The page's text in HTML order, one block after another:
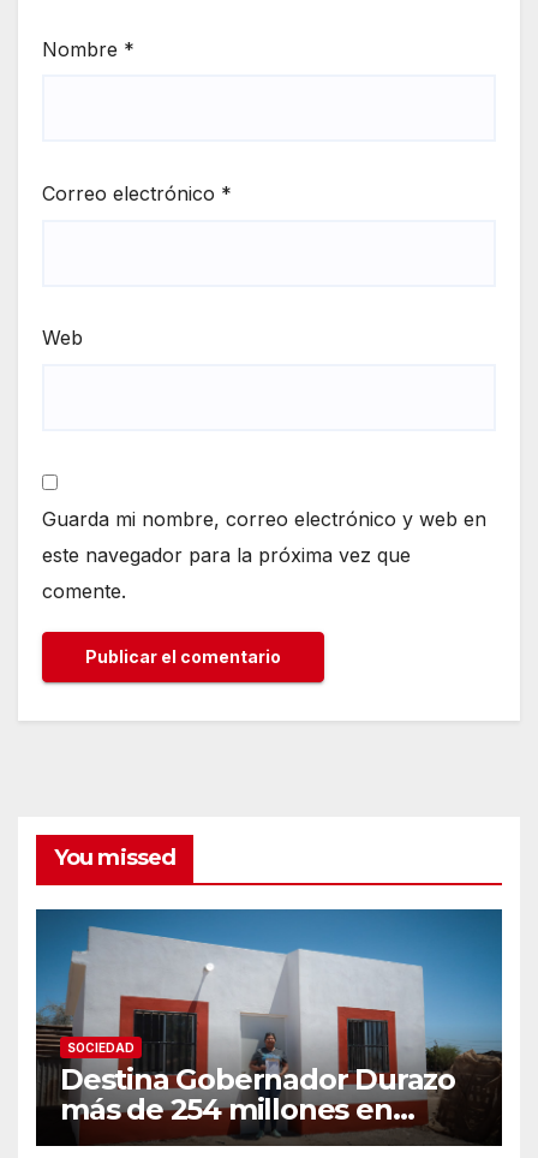
Nombre *
Correo electrónico *
Web
Guarda mi nombre, correo electrónico y web en
este navegador para la próxima vez que
comente.
You missed
SOCIEDAD
Destina Gobernador Durazo
más de 254 millones en
acciones de vivienda para